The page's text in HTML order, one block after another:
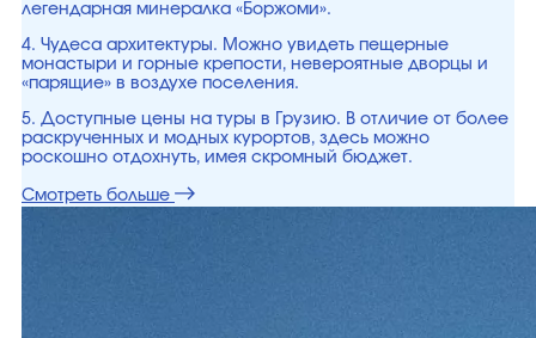
легендарная минералка «Боржоми».
4. Чудеса архитектуры. Можно увидеть пещерные
монастыри и горные крепости, невероятные дворцы и
«парящие» в воздухе поселения.
5. Доступные цены на туры в Грузию. В отличие от более
раскрученных и модных курортов, здесь можно
роскошно отдохнуть, имея скромный бюджет.
Смотреть больше